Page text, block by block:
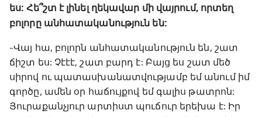
ես: Հե՞շտ է լինել ղեկավար մի վայրում, որտեղ
բոլորը անհատականություն են:
-Վայ հա, բոլորն անհատականություն են, շատ
ճիշտ ես: Չէէէ, շատ բարդ է: Բայց ես շատ մեծ
սիրով ու պատասխանատվությամբ եմ անում իմ
գործը, ամեն օր հաճույքով եմ գալիս թատրոն:
Յուրաքանչյուր արտիստ պուճուր երեխա է: Իր